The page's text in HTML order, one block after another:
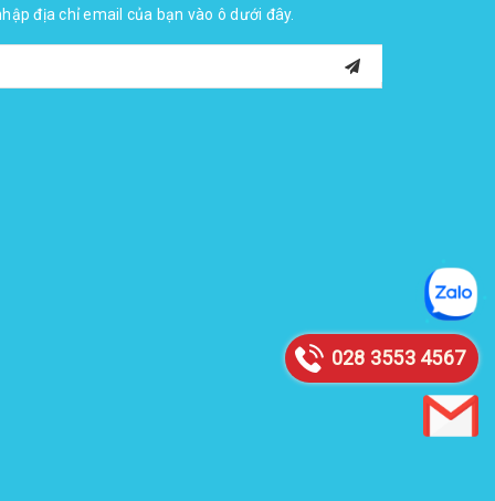
địa chỉ email của bạn vào ô dưới đây.
028 3553 4567